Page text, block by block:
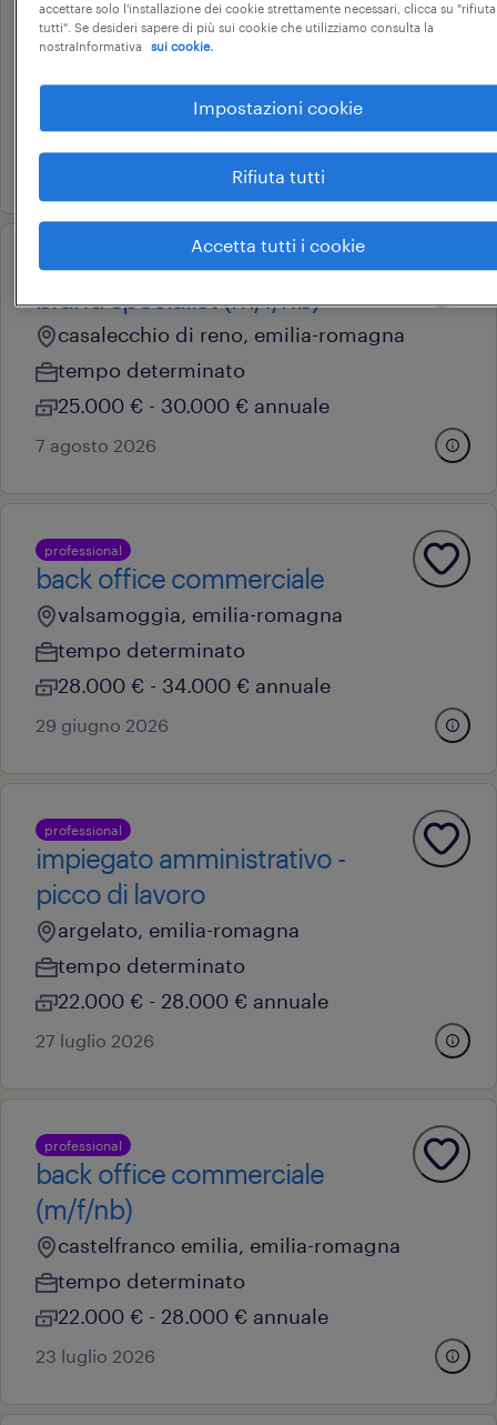
(f/m/nb)
casalecchio di reno, emilia-romagna
tempo determinato
18.000 € - 22.000 € annuale
29 luglio 2026
professional
brand specialist (m/f/nb)
casalecchio di reno, emilia-romagna
tempo determinato
25.000 € - 30.000 € annuale
7 agosto 2026
professional
back office commerciale
valsamoggia, emilia-romagna
tempo determinato
28.000 € - 34.000 € annuale
29 giugno 2026
professional
impiegato amministrativo -
picco di lavoro
argelato, emilia-romagna
tempo determinato
22.000 € - 28.000 € annuale
27 luglio 2026
professional
back office commerciale
(m/f/nb)
castelfranco emilia, emilia-romagna
tempo determinato
22.000 € - 28.000 € annuale
23 luglio 2026
accettare solo l'installazione dei cookie strettamente necessari, clicca su "rifiuta
tutti". Se desideri sapere di più sui cookie che utilizziamo consulta la
nostraInformativa
sui cookie.
Impostazioni cookie
Rifiuta tutti
Accetta tutti i cookie